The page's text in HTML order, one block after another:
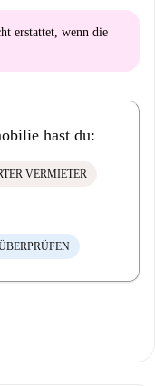
erstattet , wenn die
hast du:
VERMIETER